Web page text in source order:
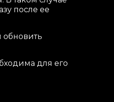
после ее
для его